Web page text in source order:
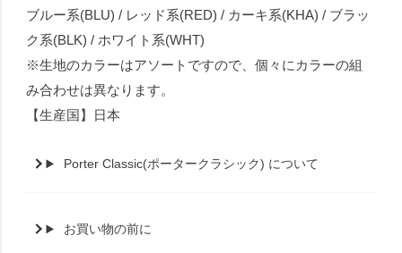
ブルー系(BLU) / レッド系(RED) / カーキ系(KHA) / ブラッ
ク系(BLK) / ホワイト系(WHT)
※生地のカラーはアソートですので、個々にカラーの組
み合わせは異なります。
【生産国】日本
Porter Classic(ポータークラシック) について
お買い物の前に